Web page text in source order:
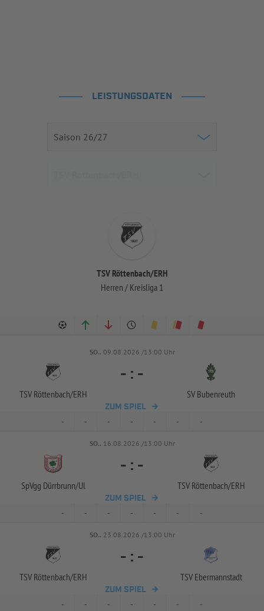
LEISTUNGSDATEN
TSV Röttenbach/ERH
Herren / Kreisliga 1
SO.. 09.08.2026 /13:00 Uhr
TSV Röttenbach/ERH
- : -
SV Bubenreuth
ZUM SPIEL
- - - - - - -
SO.. 16.08.2026 /13:00 Uhr
SpVgg Dürrbrunn/Ul
- : -
TSV Röttenbach/ERH
ZUM SPIEL
- - - - - - -
SO.. 23.08.2026 /13:00 Uhr
TSV Röttenbach/ERH
- : -
TSV Ebermannstadt
ZUM SPIEL
- - - - - - -